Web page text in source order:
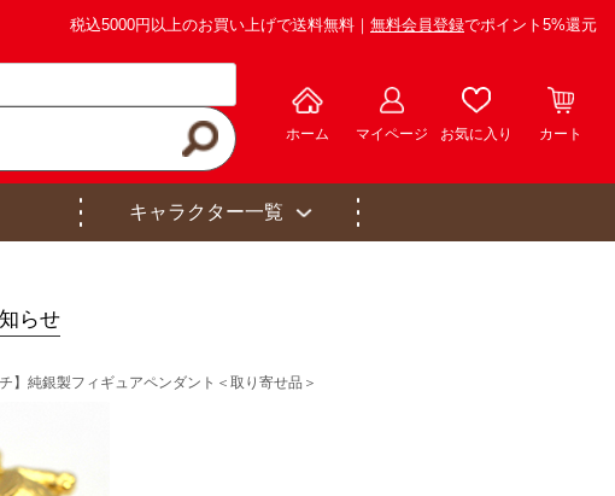
税込5000円以上のお買い上げで送料無料｜ 無料会員登録でポイント5%還元
ホーム マイページ お気に入り カート
キャラクター一覧
らせ
チ】純銀製フィギュアペンダント＜取り寄せ品＞